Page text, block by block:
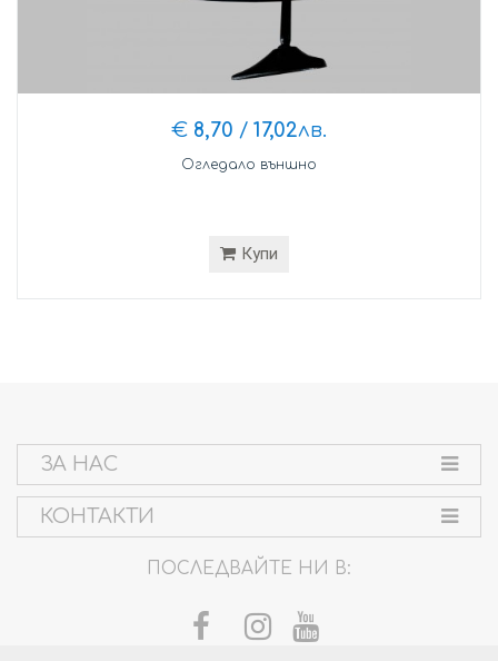
€ 8,70 / 17,02лв.
Огледало външно
Купи
ЗА НАС
КОНТАКТИ
ПОСЛЕДВАЙТЕ НИ В: